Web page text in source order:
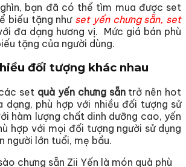
bạn đã có thể tìm mua được set
biếu tặng nhưset yến chưng sẵn, set
đa dạng hương vị. Mức giá bán phù
tặng của người dùng.
đối tượng khác nhau
set quà yến chưng sẵn trở nên hot
dạng, phù hợp với nhiều đối tượng sử
hàm lượng chất dinh dưỡng cao, yến
hợp với mọi đối tượng người sử dụng
người lớn tuổi, mẹ bầu.